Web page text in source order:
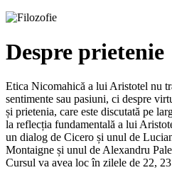
Despre prietenie
Etica Nicomahică a lui Aristotel nu
sentimente sau pasiuni, ci despre
și prietenia, care este discutată pe
la reflecția fundamentală a lui
un dialog de Cicero și unul de
Montaigne și unul de Alexandru
Cursul va avea loc în zilele de 22,